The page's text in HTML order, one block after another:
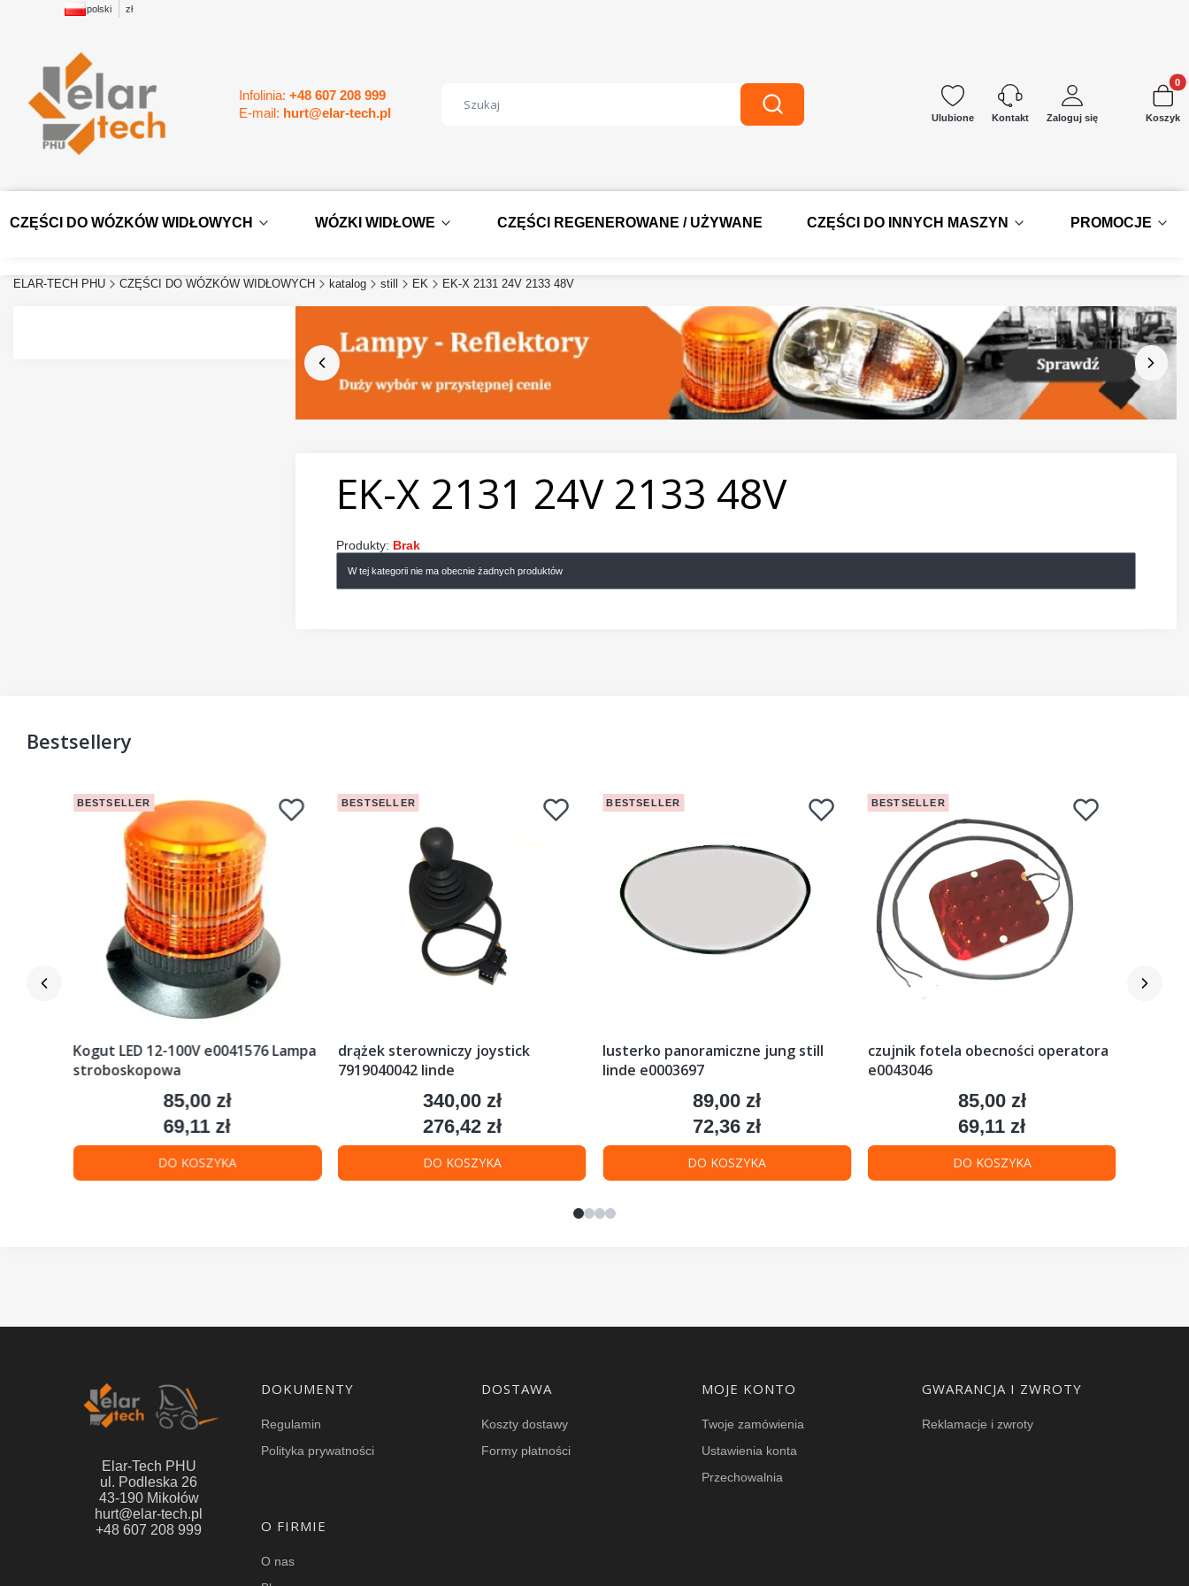
polski zł
Infolinia: +48 607 208 999
E-mail: hurt@elar-tech.pl Wyczyść Szukaj Ulubione Kontakt Zaloguj się Koszyk
CZĘŚCI DO WÓZKÓW WIDŁOWYCH WÓZKI WIDŁOWE CZĘŚCI REGENEROWANE / UŻYWANE CZĘŚCI DO INNYCH MASZYN PROMOCJE
ELAR-TECH PHU CZĘŚCI DO WÓZKÓW WIDŁOWYCH katalog still EK EK-X 2131 24V 2133 48V
EK-X 2131 24V 2133 48V
Produkty: Brak
W tej kategorii nie ma obecnie żadnych produktów
Bestsellery
BESTSELLER
Kogut LED 12-100V e0041576 Lampa
stroboskopowa
Cena
85,00 zł
Cena
69,11 zł
DO KOSZYKA
BESTSELLER
drążek sterowniczy joystick
7919040042 linde
Cena
340,00 zł
Cena
276,42 zł
DO KOSZYKA
BESTSELLER
lusterko panoramiczne jung still
linde e0003697
Cena
89,00 zł
Cena
72,36 zł
DO KOSZYKA
BESTSELLER
czujnik fotela obecności operatora
e0043046
Cena
85,00 zł
Cena
69,11 zł
DO KOSZYKA
Elar-Tech PHU
ul. Podleska 26
43-190 Mikołów
hurt@elar-tech.pl
+48 607 208 999
Linki w stopce
DOKUMENTY
Regulamin
Polityka prywatności
DOSTAWA
Koszty dostawy
Formy płatności
MOJE KONTO
Twoje zamówienia
Ustawienia konta
Przechowalnia
GWARANCJA I ZWROTY
Reklamacje i zwroty
O FIRMIE
O nas